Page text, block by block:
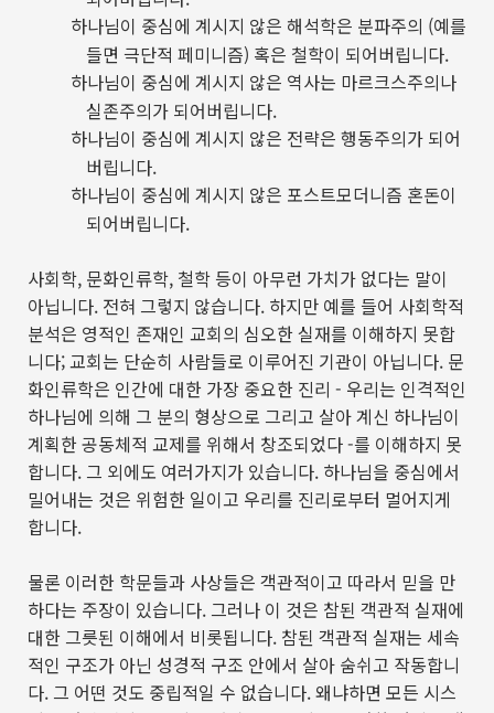
하나님이 중심에 계시지 않은 해석학은 분파주의 (예를
들면 극단적 페미니즘) 혹은 철학이 되어버립니다.
하나님이 중심에 계시지 않은 역사는 마르크스주의나
실존주의가 되어버립니다.
하나님이 중심에 계시지 않은 전략은 행동주의가 되어
버립니다.
하나님이 중심에 계시지 않은 포스트모더니즘 혼돈이
되어버립니다.
사회학, 문화인류학, 철학 등이 아무런 가치가 없다는 말이
아닙니다. 전혀 그렇지 않습니다. 하지만 예를 들어 사회학적
분석은 영적인 존재인 교회의 심오한 실재를 이해하지 못합
니다;교회는 단순히 사람들로 이루어진 기관이 아닙니다. 문
화인류학은 인간에 대한 가장 중요한 진리 - 우리는 인격적인
하나님에 의해 그 분의 형상으로 그리고 살아 계신 하나님이
계획한 공동체적 교제를 위해서 창조되었다-를 이해하지 못
합니다. 그 외에도 여러가지가 있습니다. 하나님을 중심에서
밀어내는 것은 위험한 일이고 우리를 진리로부터 멀어지게
합니다.
물론 이러한 학문들과 사상들은 객관적이고 따라서 믿을 만
하다는 주장이 있습니다. 그러나 이 것은 참된 객관적 실재에
대한 그릇된 이해에서 비롯됩니다. 참된 객관적 실재는 세속
적인 구조가 아닌 성경적 구조 안에서 살아 숨쉬고 작동합니
다. 그 어떤 것도 중립적일 수 없습니다.왜냐하면 모든 시스